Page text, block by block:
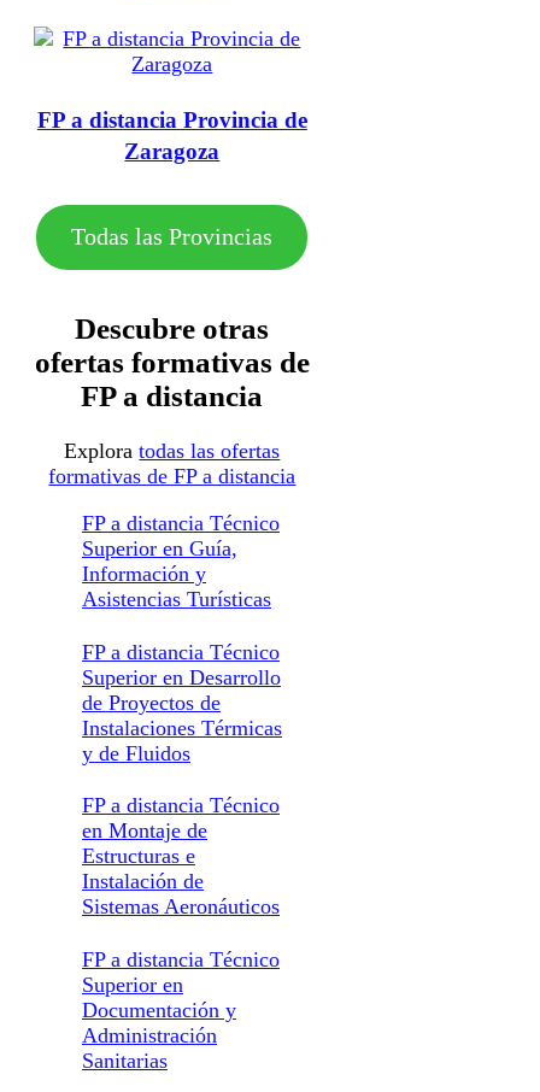
FP a distancia Provincia de
Zaragoza
Todas las Provincias
Descubre otras
ofertas formativas de
FP a distancia
Exploratodas las ofertas
formativas de FP a distancia
FP a distancia Técnico
Superior en Guía,
Información y
Asistencias Turísticas
FP a distancia Técnico
Superior en Desarrollo
de Proyectos de
Instalaciones Térmicas
y de Fluidos
FP a distancia Técnico
en Montaje de
Estructuras e
Instalación de
Sistemas Aeronáuticos
FP a distancia Técnico
Superior en
Documentación y
Administración
Sanitarias